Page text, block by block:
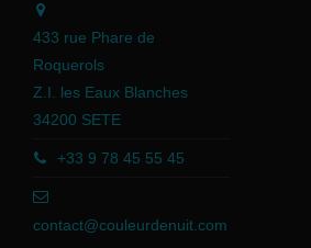
433 rue Phare de
Roquerols
Z.I. les Eaux Blanches
34200 SETE
+33 9 78 45 55 45
contact@couleurdenuit.com